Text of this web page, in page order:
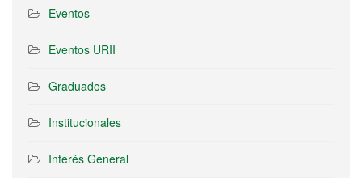
Eventos
Eventos URII
Graduados
Institucionales
Interés General